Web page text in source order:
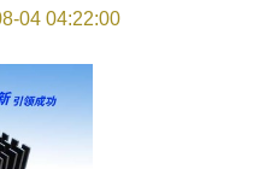
04 04:22:00